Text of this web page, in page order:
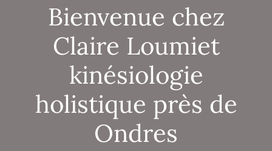
Bienvenue chez
Claire Loumiet
kinésiologie
holistique près de
Ondres